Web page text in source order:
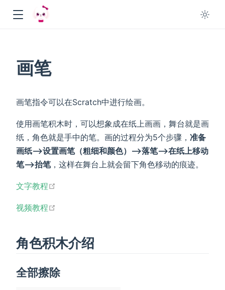
画笔
画笔指令可以在Scratch中进行绘画。
使用画笔积木时，可以想象成在纸上画画，舞台就是画
纸，角色就是手中的笔。画的过程分为5个步骤， 准备
画纸——>设置画笔（粗细和颜色）——>落笔——>在纸上移动
笔——>抬笔，这样在舞台上就会留下角色移动的痕迹。
文字教程
视频教程
角色积木介绍
全部擦除